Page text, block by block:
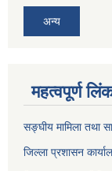
अन्य
महत्वपूर्ण
सङ्‍घीय मामिला तथा
जिल्ला प्रशासन